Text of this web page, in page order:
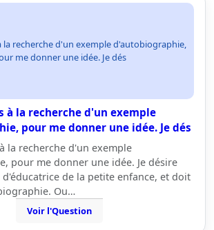
la recherche d'un exemple d'autobiographie,
me donner une idée. Je dés
à la recherche d'un exemple
pour me donner une idée. Je dés
la recherche d'un exemple
pour me donner une idée. Je désire
de la petite enfance, et doit
Ou…
Voir l'Question